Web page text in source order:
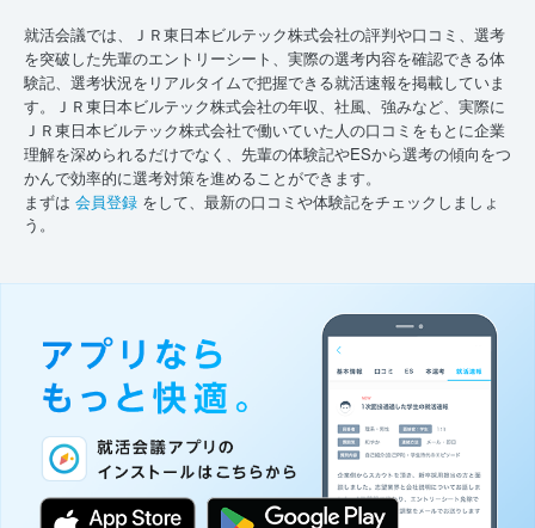
就活会議では、ＪＲ東日本ビルテック株式会社の評判や口コミ、選考
を突破した先輩のエントリーシート、実際の選考内容を確認できる体
験記、選考状況をリアルタイムで把握できる就活速報を掲載していま
す。ＪＲ東日本ビルテック株式会社の年収、社風、強みなど、実際に
ＪＲ東日本ビルテック株式会社で働いていた人の口コミをもとに企業
理解を深められるだけでなく、先輩の体験記やESから選考の傾向をつ
かんで効率的に選考対策を進めることができます。
まずは 会員登録 をして、最新の口コミや体験記をチェックしましょ
う。